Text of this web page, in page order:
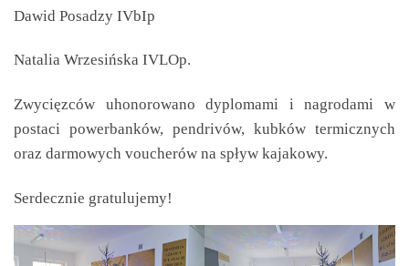
Dawid Posadzy IVbIp
Natalia Wrzesińska IVLOp.
Zwycięzców uhonorowano dyplomami i nagrodami w
postaci powerbanków, pendrivów, kubków termicznych
oraz darmowych voucherów na spływ kajakowy.
Serdecznie gratulujemy!